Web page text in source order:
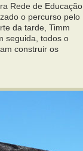
Rede de Educação
o percurso pelo
da tarde, Timm
seguida, todos o
construir os